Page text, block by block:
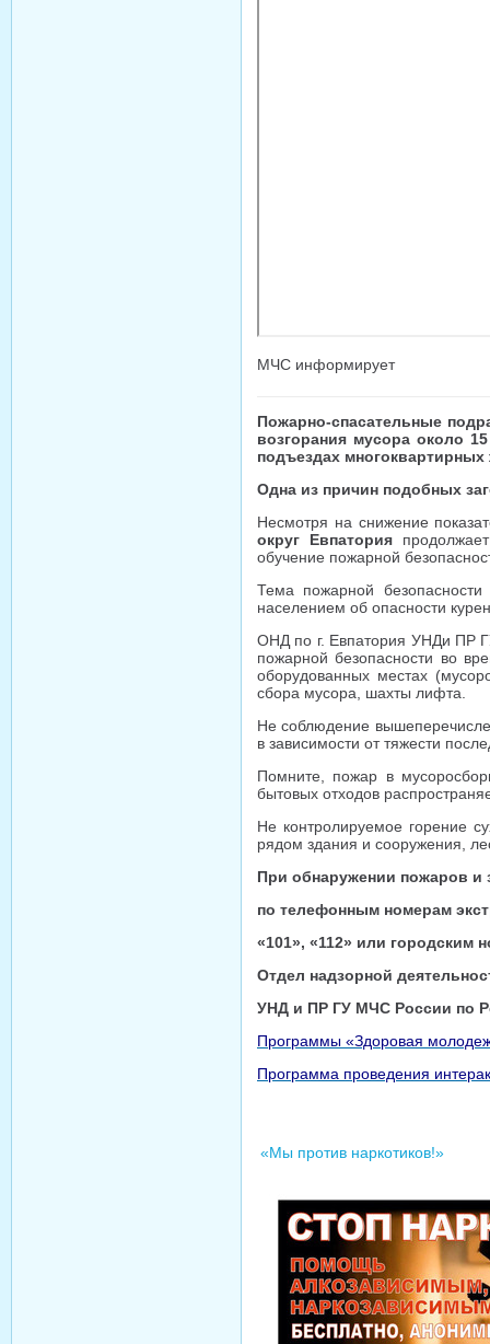
МЧС информирует
Пожарно-спасательные
возгорания мусора около
подъездах
Одна из причин подобных
Несмотря на снижение
округ Евпатория
обучение пожарной
Тема пожарной
населением об опасности
ОНД по г. Евпатория УНДи ПР
пожарной безопасности во
оборудованных местах
сбора мусора, шахты лифта.
Не соблюдение
в зависимости от тяжести
Помните, пожар в
бытовых отходов
Не контролируемое горение
рядом здания и сооружения,
При обнаружении пожаров и
по телефонным номерам
«101», «112» или городским
Отдел надзорной
УНД и ПР ГУ МЧС России по
Программы «Здоровая
Программа проведения
«Мы против наркотиков!»